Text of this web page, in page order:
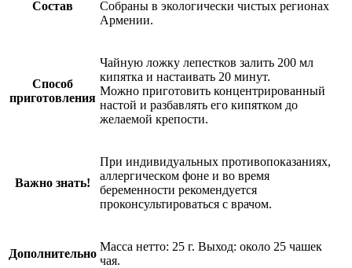
Состав
Собраны в экологически чистых регионах
Армении.
Способ
приготовления
Чайную ложку лепестков залить 200 мл
кипятка и настаивать 20 минут.
Можно приготовить концентрированный
настой и разбавлять его кипятком до
желаемой крепости.
Важно знать!
При индивидуальных противопоказаниях,
аллергическом фоне и во время
беременности рекомендуется
проконсультироваться с врачом.
Дополнительно
Масса нетто: 25 г. Выход: около 25 чашек
чая.